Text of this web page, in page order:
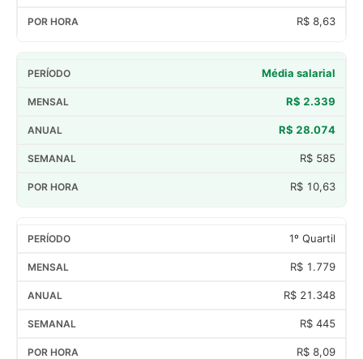
R$ 8,63
Média salarial
R$ 2.339
R$ 28.074
R$ 585
R$ 10,63
1º Quartil
R$ 1.779
R$ 21.348
R$ 445
R$ 8,09